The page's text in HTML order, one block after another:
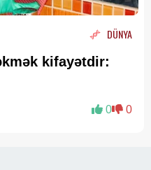
DÜNYA
kifayətdir:
0 0